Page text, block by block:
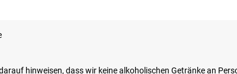
hinweisen, dass wir keine alkoholischen Getränke an